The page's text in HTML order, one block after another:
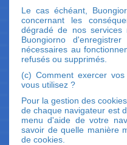
Le cas échéant,
concernant les
dégradé de nos services
Buongiorno
nécessaires au
refusés ou supprimés.
(c) Comment exercer
vous utilisez ?
Pour la gestion des
de chaque navigateur est
menu d'aide de votre
savoir de quelle manière
de cookies.